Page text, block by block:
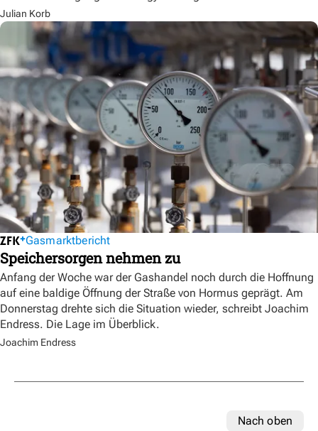
Julian Korb
Gasmarktbericht
Speichersorgen nehmen zu
Anfang der Woche war der Gashandel noch durch die Hoffnung
auf eine baldige Öffnung der Straße von Hormus geprägt. Am
Donnerstag drehte sich die Situation wieder, schreibt Joachim
Endress. Die Lage im Überblick.
Joachim Endress
Nach oben